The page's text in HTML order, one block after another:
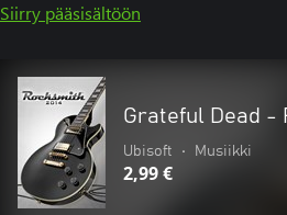
Siirry pääsisältöön
Grateful Dead -
Ubisoft • Musiikki
2,99 €